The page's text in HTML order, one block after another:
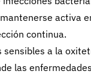
activa
continua.
a la
las